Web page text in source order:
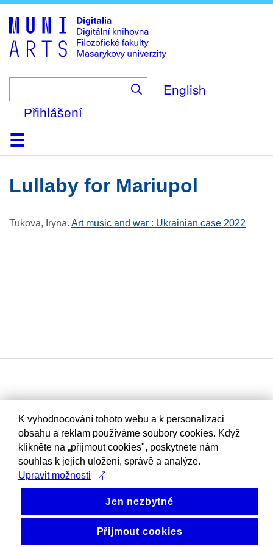
to
main
content
English
Přihlášení
DomůKolekce
Prohlížení
Vyhledávání
O platformě
Nápověda
KontaktDigitalia
Lullaby for Mariupol
Tukova, Iryna. Art music and war : Ukrainian case 2022
K vyhodnocování tohoto webu a k personalizaci
obsahu a reklam používáme soubory cookies. Když
klikněte na „přijmout cookies", poskytnete nám
souhlas k jejich uložení, správě a analýze.
Upravit možnosti
Jen nezbytné
Přijmout cookies